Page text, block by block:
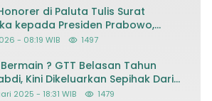
di Paluta Tulis Surat
kepada Presiden Prabowo,
Keadilan atas Dugaan
- 08:19 WIB 1497
? GTT Belasan Tahun
Kini Dikeluarkan Sepihak Dari
2025 - 18:31 WIB 1479